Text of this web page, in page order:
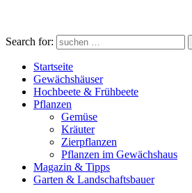
Search for:
Startseite
Gewächshäuser
Hochbeete & Frühbeete
Pflanzen
Gemüse
Kräuter
Zierpflanzen
Pflanzen im Gewächshaus
Magazin & Tipps
Garten & Landschaftsbauer